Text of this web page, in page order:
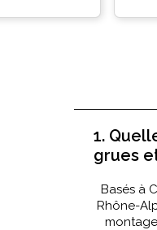
1.
grues
Basés à
Rhône-